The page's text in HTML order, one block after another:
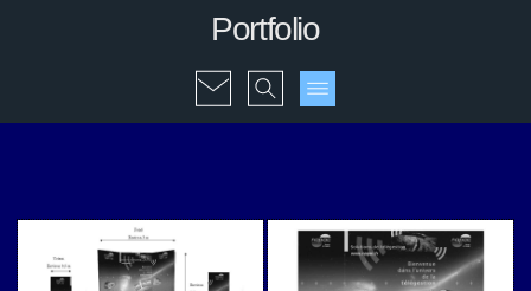
Portfolio